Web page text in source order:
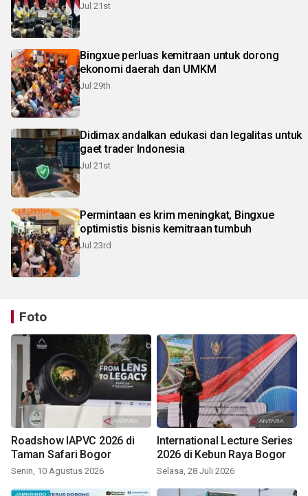
Jul 21st
Bingxue perluas kemitraan untuk dorong
ekonomi daerah dan UMKM
Jul 29th
Didimax andalkan edukasi dan legalitas untuk
gaet trader Indonesia
Jul 21st
Permintaan es krim meningkat, Bingxue
optimistis bisnis kemitraan tumbuh
Jul 23rd
Foto
Roadshow IAPVC 2026 di
Taman Safari Bogor
Senin, 10 Agustus 2026
International Lecture Series
2026 di Kebun Raya Bogor
Selasa, 28 Juli 2026